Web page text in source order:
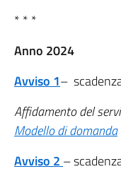
* * *
Anno 2024
Avviso 1–
Affidamento del
Modello di domanda
Avviso 2 –